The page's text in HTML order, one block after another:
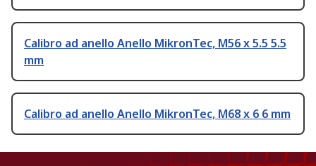
Calibro ad anello Anello MikronTec, M56 x 5.5 5.5
mm
Calibro ad anello Anello MikronTec, M68 x 6 6 mm